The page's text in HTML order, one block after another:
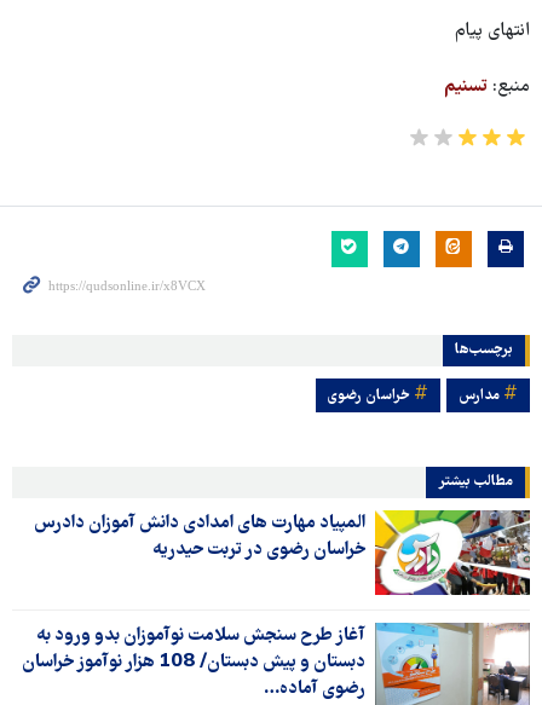
انتهای پیام
منبع: تسنیم
برچسب‌ها
مدارس خراسان رضوی
مطالب بیشتر
المپیاد مهارت های امدادی دانش آموزان دادرس
خراسان رضوی در تربت حیدریه
آغاز طرح سنجش سلامت نوآموزان بدو ورود به
دبستان و پیش دبستان/ 108 هزار نوآموز خراسان
رضوی آماده…